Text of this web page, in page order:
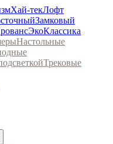
Хай-текЛофт
Замковый
ЭкоКлассика
Настольные
Трековые